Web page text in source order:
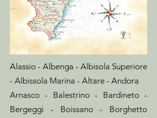
Alassio - Albenga - Albisola Superiore
- Albissola Marina - Altare - Andora
Arnasco - Balestrino - Bardineto -
Bergeggi - Boissano - Borghetto